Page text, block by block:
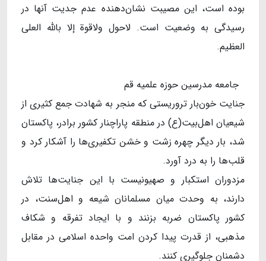
بوده است، این مصیبت نشان‌دهنده عدم جدیت آنها در
رسیدگی به وضعیت است. لاحول ولاقوة إلا بالله العلی
العظیم.
جامعه مدرسین حوزه علمیه قم
جنایت خون‌بار تروریستی که منجر به شهادت جمع کثیری از
شیعیان اهل‌بیت(ع) در منطقه پاراچنار کشور برادر، پاکستان
شد، بار دیگر چهره زشت و خشن تکفیری‌ها را آشکار کرد و
قلب‌‎ها را به درد آورد.
مزدوران استکبار و صهیونیست با این جنایت‌ها تلاش
دارند، به وحدت میان مسلمانان شیعه و اهل‌سنت، در
کشور پاکستان ضربه بزنند و با ایجاد تفرقه و شکاف
مذهبی، از قدرت پیدا کردن امت واحده اسلامی در مقابل
دشمنان جلوگیری کنند.